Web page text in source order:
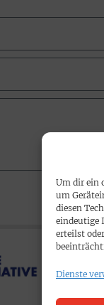
Um dir ein
um
diesen
eindeutige
erteilst
Dienste